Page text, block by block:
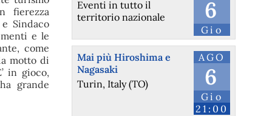
fierezza
Sindaco
e le
come
motto di
in gioco,
grande
6
Gio
Eventi in tutto il
territorio nazionale
AGO
6
Gio
21:00
Mai più Hiroshima e
Nagasaki
Turin, Italy (TO)